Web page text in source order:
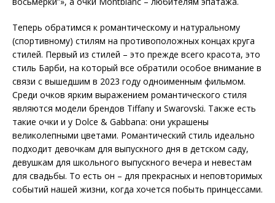
Теперь обратимся к романтическому и натуральному
(спортивному) стилям на противоположных концах круга
стилей. Первый из стилей – это прежде всего красота, это
стиль Барби, на который все обратили особое внимание в
связи с вышедшим в 2023 году одноименным фильмом.
Среди очков ярким выражением романтического стиля
являются модели брендов Tiffany и Swarovski. Также есть
такие очки и у Dolce & Gabbana: они украшены
великолепными цветами. Романтический стиль идеально
подходит девочкам для выпускного дня в детском саду,
девушкам для школьного выпускного вечера и невестам
для свадьбы. То есть он – для прекрасных и неповторимых
событий нашей жизни, когда хочется побыть принцессами.